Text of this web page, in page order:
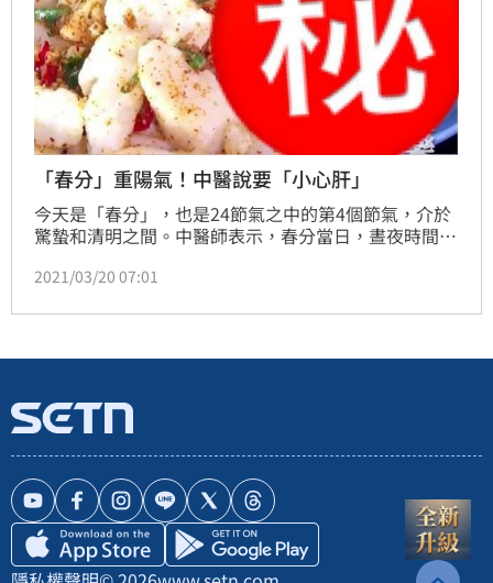
「春分」重陽氣！中醫說要「小心肝」
今天是「春分」，也是24節氣之中的第4個節氣，介於
驚蟄和清明之間。中醫師表示，春分當日，晝夜時間長
時，但濕氣彌漫容易讓人感到困倦乏力，若體質偏脾虛
題。（記者：簡浩正）
2021/03/20 07:01